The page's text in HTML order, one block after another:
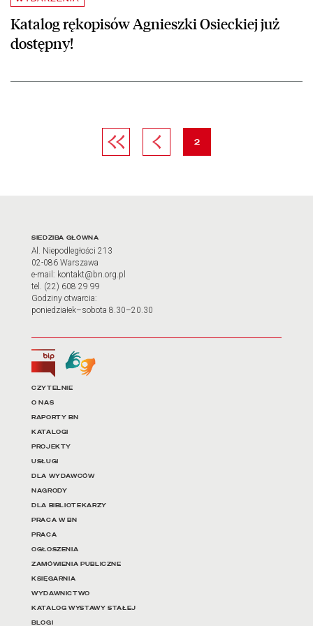
Katalog rękopisów Agnieszki Osieckiej już
dostępny!
Pierwsza stronaPoprzednia strona
strona
2
Adres oraz godziny
SIEDZIBA GŁÓWNA
Al. Niepodległości 213
02-086 Warszawa
e-mail: kontakt@bn.org.pl
tel. (22) 608 29 99
Godziny otwarcia:
poniedziałek–sobota 8.30–20.30
Biuletyn Informacji Publicznej
Tłumacz języka migowego
Linki do najważniejszych
CZYTELNIE
O NAS
RAPORTY BN
KATALOGI
PROJEKTY
USŁUGI
DLA WYDAWCÓW
NAGRODY
DLA BIBLIOTEKARZY
PRACA W BN
PRACA
OGŁOSZENIA
ZAMÓWIENIA PUBLICZNE
KSIĘGARNIA
WYDAWNICTWO
KATALOG WYSTAWY STAŁEJ
BLOGI